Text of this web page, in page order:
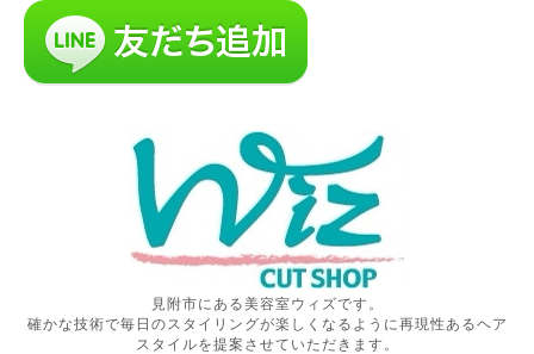
見附市にある美容室ウィズです。
確かな技術で毎日のスタイリングが楽しくなるように再現性あるヘア
スタイルを提案させていただきます。